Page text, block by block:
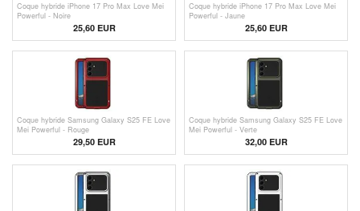
Coque hybride iPhone 17 Pro Max Love Mei
Powerful - Noire
25,60 EUR
Coque hybride iPhone 17 Pro Max Love Mei
Powerful - Jaune
25,60 EUR
Coque hybride Samsung Galaxy S25 FE Love
Mei Powerful - Rouge
29,50 EUR
Coque hybride Samsung Galaxy S25 FE Love
Mei Powerful - Verte
32,00 EUR